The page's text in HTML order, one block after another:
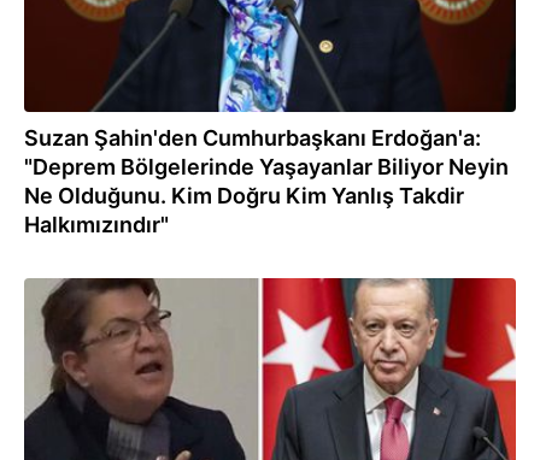
Suzan Şahin'den Cumhurbaşkanı Erdoğan'a:
"Deprem Bölgelerinde Yaşayanlar Biliyor Neyin
Ne Olduğunu. Kim Doğru Kim Yanlış Takdir
Halkımızındır"
10.03.2023